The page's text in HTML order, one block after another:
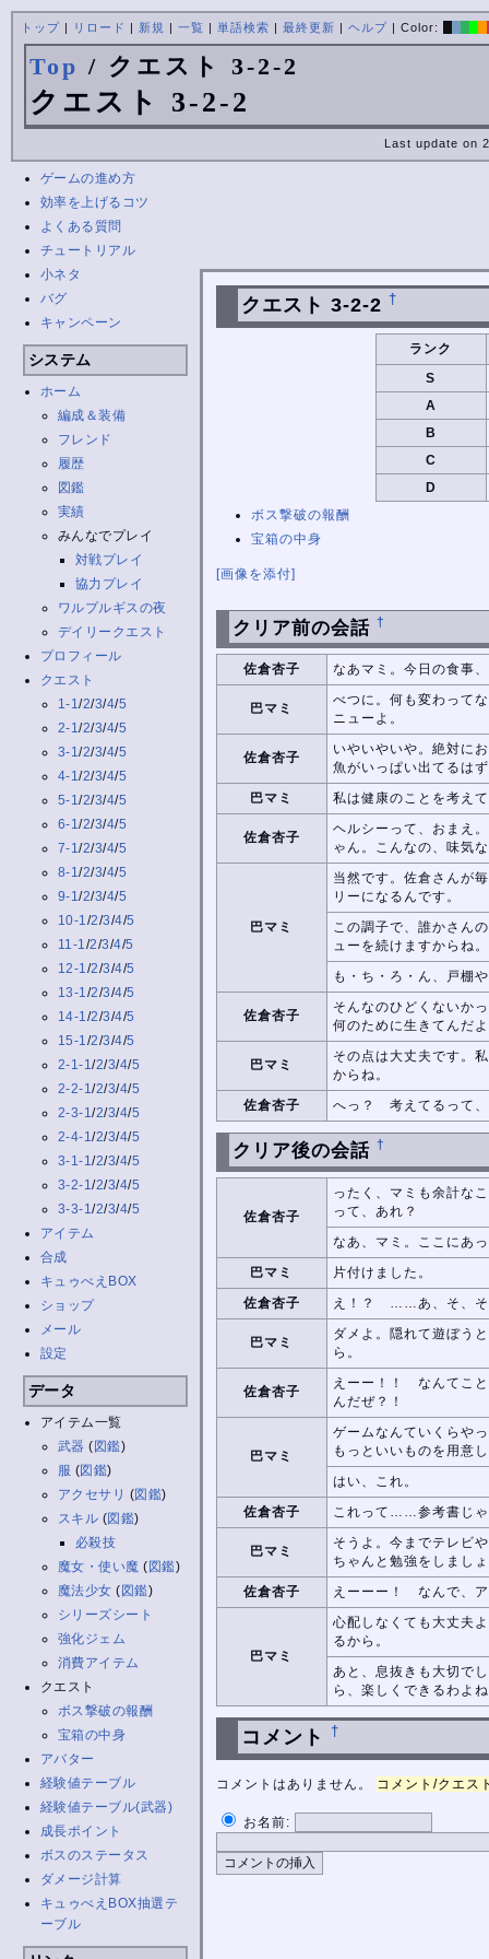
トップ| リロード | 新規 | 一覧 | 単語検索 | 最終更新 | ヘルプ| Color:
Top / クエスト 3-2-2
クエスト 3-2-2
Last update on
ゲームの進め方
効率を上げるコツ
よくある質問
チュートリアル
小ネタ
バグ
キャンペーン
システム
ホーム
編成＆装備
フレンド
履歴
図鑑
実績
みんなでプレイ
対戦プレイ
協力プレイ
ワルプルギスの夜
デイリークエスト
プロフィール
クエスト
1-1/2/3/4/5
2-1/2/3/4/5
3-1/2/3/4/5
4-1/2/3/4/5
5-1/2/3/4/5
6-1/2/3/4/5
7-1/2/3/4/5
8-1/2/3/4/5
9-1/2/3/4/5
10-1 /2/3/4/5
11-1 /2/3/4/5
12-1 /2/3/4/5
13-1 /2/3/4/5
14-1 /2/3/4/5
15-1 /2/3/4/5
2-1-1/2/3/4/5
2-2-1/2/3/4/5
2-3-1/2/3/4/5
2-4-1/2/3/4/5
3-1-1/2/3/4/5
3-2-1/2/3/4/5
3-3-1/2/3/4/5
アイテム
合成
キュゥべえBOX
ショップ
メール
設定
データ
アイテム一覧
武器 (図鑑)
服 (図鑑)
アクセサリ (図鑑)
スキル (図鑑)
必殺技
魔女・使い魔 (図鑑)
魔法少女 (図鑑)
シリーズシート
強化ジェム
消費アイテム
クエスト
ボス撃破の報酬
宝箱の中身
アバター
経験値テーブル
経験値テーブル(武器)
成長ポイント
ボスのステータス
ダメージ計算
キュゥべえBOX抽選テ
ーブル
クエスト 3-2-2 †
ランク
S
A
B
C
D
ボス撃破の報酬
宝箱の中身
[画像を添付]
クリア前の会話 †
佐倉杏子 なあマミ。今日の食事
巴マミ
べつに。何も変わって
ニューよ。
佐倉杏子
いやいやいや。絶対に
魚がいっぱい出てるは
巴マミ
私は健康のことを考え
佐倉杏子
ヘルシーって、おまえ
ゃん。こんなの、味気
巴マミ
当然です。佐倉さんが
リーになるんです。
この調子で、誰かさん
ューを続けますからね。
も・ち・ろ・ん、戸棚
佐倉杏子
そんなのひどくないか
何のために生きてんだ
巴マミ
その点は大丈夫です。
からね。
佐倉杏子
へっ？ 考えてるって、
クリア後の会話 †
佐倉杏子
ったく、マミも余計な
って、あれ？
なあ、マミ。ここにあ
巴マミ
片付けました。
佐倉杏子
え！？ ……あ、そ、そ
巴マミ
ダメよ。隠れて遊ぼう
ら。
佐倉杏子
えーー！！ なんてこと
んだぜ？！
巴マミ
ゲームなんていくらや
もっといいものを用意
はい、これ。
佐倉杏子
これって……参考書じゃ
巴マミ
そうよ。今までテレビ
ちゃんと勉強をしまし
佐倉杏子
えーーー！ なんで、ア
巴マミ
心配しなくても大丈夫
るから。
あと、息抜きも大切で
ら、楽しくできるわよ
コメント †
コメントはありません。 コメント/クエス
お名前: